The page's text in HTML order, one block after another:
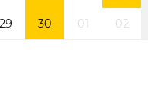
29 30 01 02